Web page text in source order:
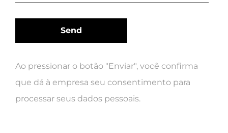
Ao pressionar o botão "Enviar", você confirma
que dá à empresa seu consentimento para
processar seus dados pessoais.